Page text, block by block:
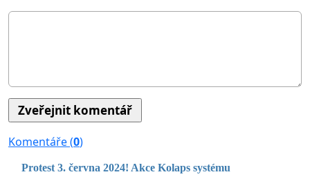
Komentáře (0)
Protest 3. června 2024! Akce Kolaps systému